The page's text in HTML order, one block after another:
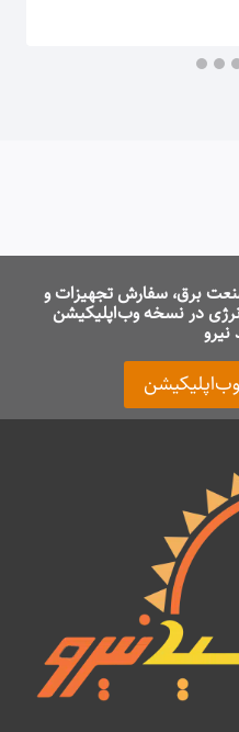
برق، سفارش تجهیزات و
در نسخه وب‌اپلیکیشن